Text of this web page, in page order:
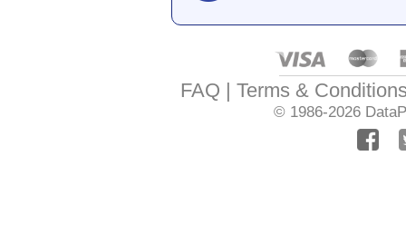
FAQ Terms &
© 1986-2026